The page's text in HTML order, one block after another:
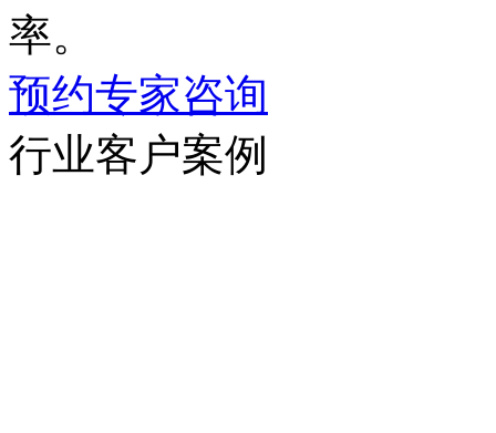
率。
预约专家咨询
行业客户案例